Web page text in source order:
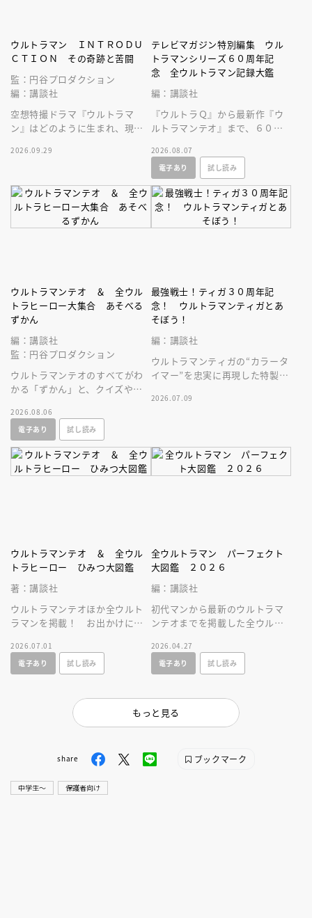
ウルトラマン ＩＮＴＲＯＤＵ
ＣＴＩＯＮ その奇跡と苦闘
監：円谷プロダクション
編：講談社
空想特撮ドラマ『ウルトラマ
ン』はどのように生まれ、現在
となったのかを深堀りする一冊
2026.09.29
テレビマガジン特別編集 ウル
トラマンシリーズ６０周年記
念 全ウルトラマン記録大鑑
編：講談社
『ウルトラＱ』から最新作『ウ
ルトラマンテオ』まで、６０年
サイズなＡ４変型３００ページ
超に大収録！
2026.08.07
電子あり
試し読み
ウルトラマンテオ ＆ 全ウル
トラヒーロー大集合 あそべる
ずかん
編：講談社
監：円谷プロダクション
ウルトラマンテオのすべてがわ
かる「ずかん」と、クイズや絵
る「あそび」ページがぎゅっと
一冊に！
2026.08.06
電子あり
試し読み
最強戦士！ティガ３０周年記
念！ ウルトラマンティガとあ
そぼう！
編：講談社
ウルトラマンティガの“カラータ
イマー”を忠実に再現した特製ラ
Ｅ ＴＩＧＡ」サウンド付録つ
2026.07.09
ウルトラマンテオ ＆ 全ウル
トラヒーロー ひみつ大図鑑
著：講談社
ウルトラマンテオほか全ウルト
ラマンを掲載！ お出かけに便
ルトラヒーロのすべてが分か
る！
2026.07.01
電子あり
試し読み
全ウルトラマン パーフェクト
大図鑑 ２０２６
編：講談社
初代マンから最新のウルトラマ
ンテオまでを掲載した全ウルト
訂版。必殺技やプロフィールを
大公開！
2026.04.27
電子あり
試し読み
もっと見る
share ブックマーク
中学生〜 保護者向け